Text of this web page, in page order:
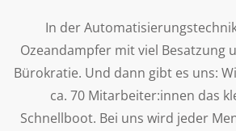
In der
Ozeandampfer mit viel Besatzung
Bürokratie. Und dann gibt es uns:
ca. 70 Mitarbeiter:innen das
Schnellboot. Bei uns wird jeder